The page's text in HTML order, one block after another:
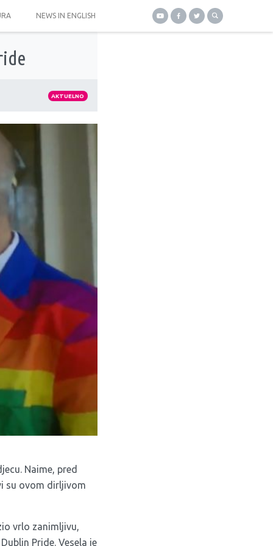
NEWS IN ENGLISH
AKTUELNO
Naime, pred
su ovom dirljivom
vrlo zanimljivu,
Pride. Vesela je